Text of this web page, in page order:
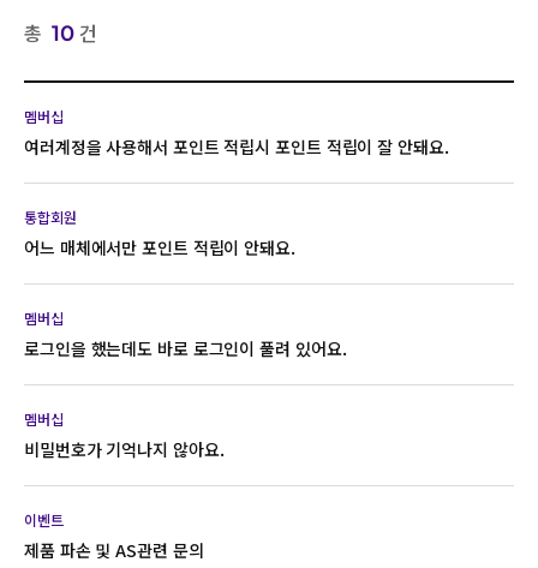
총 10 건
멤버십
여러계정을 사용해서 포인트 적립시 포인트 적립이 잘 안돼요.
저희 서비스 특성상 통합회원을 위해 각 매체별로 쿠키값을
이용하여 포인트 적립이 이루어 집니다. 여러계정을 사용시에
해당 쿠키값의 싱크가 맞지 않을수 있습니다. 해결방법은 첫째
하나의 계정으로 적립후 다른계정으로 로그인하기전에
https://www.hjmembers.co.kr 에서 로그아웃을 진행해
'인터넷사용기록삭제'를 하신후 로그인을 해주세요. 감사합니다.
통합회원
어느 매체에서만 포인트 적립이 안돼요.
통합회원 서비스로 인해 간혹 특정 매체 사이트에서만
로그인계정이 끊기는 현상이 일어납니다. 불편하시겠지만 포인트
적립이 안되는 매체를 파악후 적립이 안되는 해당매체에서
로그아웃을 한 후 재로그인 후 적립을 부탁드립니다. 감사합니다.
멤버십
로그인을 했는데도 바로 로그인이 풀려 있어요.
사용하시는 브라우저의 설정에서 쿠키제한을 해제 시켜 허용
상태로 변경 후 시도해 주시기 바랍니다.
멤버십
비밀번호가 기억나지 않아요.
홈페이지에 접속한 후 ‘아이디/비밀번호 찾기’ 메뉴를 통해 쉽게
확인할 수 있습니다. 비밀번호를 잊어버린 경우 가입시 입력하신
이벤트
제품 파손 및 AS관련 문의